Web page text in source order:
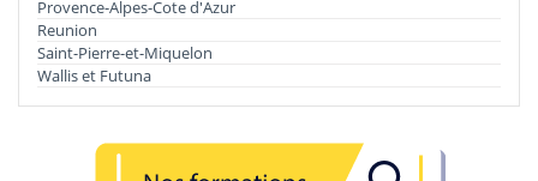
Provence-Alpes-Cote d'Azur
Reunion
Saint-Pierre-et-Miquelon
Wallis et Futuna